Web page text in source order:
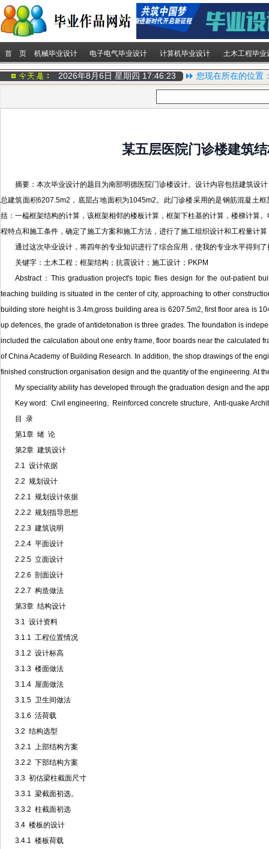
首 页 机械毕业设计 电子电气毕业设计 计算机毕业设计 土木工程毕业
2026年8月6日 星期四 17:46:24 您现在所在的位置
某五层医院门诊楼建筑
摘要：本次毕业设计的题目为南部明德医院门诊楼设计。设计内容包括建筑设
总建筑面积6207.5m2，底层占地面积为1045m2。此门诊楼采用的是钢筋混凝土
括：一榀框架结构的计算，该框架相邻的楼板计算，框架下柱基的计算，楼梯计算
程特点和施工条件，确定了施工方案和施工方法，进行了施工组织设计和工程量计
通过这次毕业设计，将四年的专业知识进行了综合应用，使我的专业水平得到了
关键字：土木工程；框架结构；抗震设计；施工设计；PKPM
Abstract：This graduation project's topic flies design for the out-patient
teaching building is situated in the center of city, approaching to other
building store height is 3.4m,gross building area is 6207.5m2, first floor area is
up defences, the grade of antidetonation is three grades. The foundation is
included the calculation about one entry frame, floor boards near the calculated
of China Academy of Building Research. In addition, the shop drawings of the
finished construction organisation design and the quantity of the engineering. At
My speciality ability has developed through the graduation design and the
Key word: Civil engineering, Reinforced concrete structure, Anti-quake
目 录
第1章 绪 论
第2章 建筑设计
2.1 设计依据
2.2 规划设计
2.2.1 规划设计依据
2.2.2 规划指导思想
2.2.3 建筑说明
2.2.4 平面设计
2.2.5 立面设计
2.2.6 剖面设计
2.2.7 构造做法
第3章 结构设计
3.1 设计资料
3.1.1 工程位置情况
3.1.2 设计标高
3.1.3 楼面做法
3.1.4 屋面做法
3.1.5 卫生间做法
3.1.6 活荷载
3.2 结构选型
3.2.1 上部结构方案
3.2.2 下部结构方案
3.3 初估梁柱截面尺寸
3.3.1 梁截面初选。
3.3.2 柱截面初选
3.4 楼板的设计
3.4.1 楼板荷载